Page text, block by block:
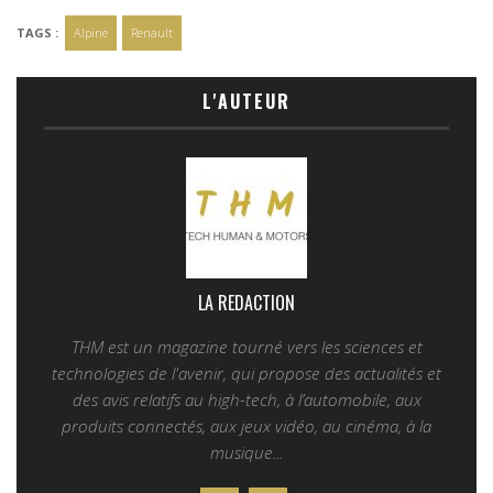
TAGS : Alpine Renault
L'AUTEUR
LA REDACTION
THM est un magazine tourné vers les sciences et
technologies de l'avenir, qui propose des actualités et
des avis relatifs au high-tech, à l’automobile, aux
produits connectés, aux jeux vidéo, au cinéma, à la
musique...